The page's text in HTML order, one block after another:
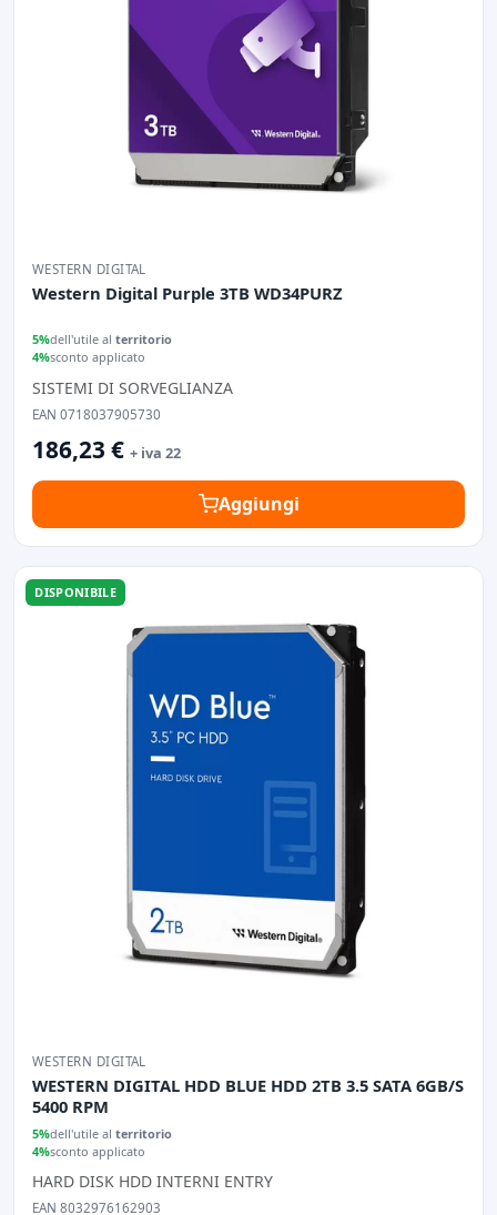
WESTERN DIGITAL
Western Digital Purple 3TB WD34PURZ
5%dell'utile al territorio
4%sconto applicato
SISTEMI DI SORVEGLIANZA
EAN 0718037905730
186,23 € + iva 22
Aggiungi
DISPONIBILE
WESTERN DIGITAL
WESTERN DIGITAL HDD BLUE HDD 2TB 3.5 SATA 6GB/S
5400 RPM
5%dell'utile al territorio
4%sconto applicato
HARD DISK HDD INTERNI ENTRY
EAN 8032976162903